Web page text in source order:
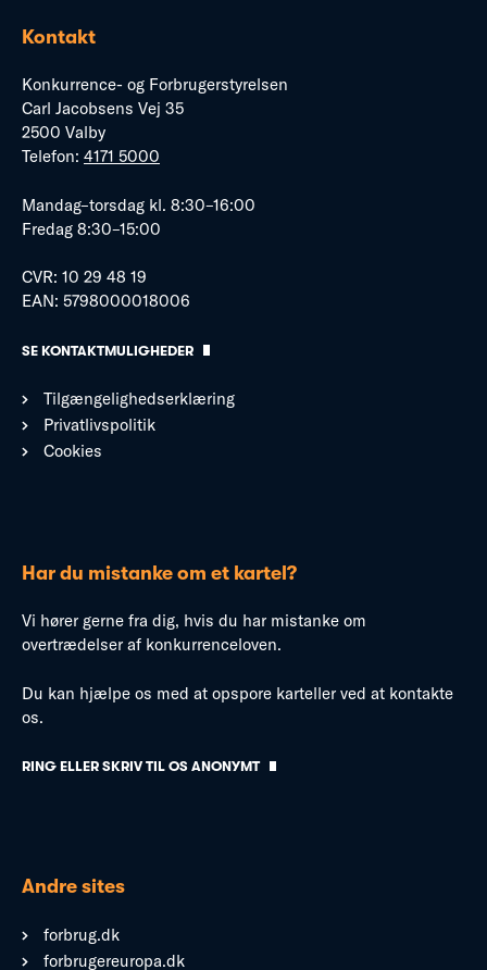
Kontakt
Konkurrence- og Forbrugerstyrelsen
Carl Jacobsens Vej 35
2500 Valby
Telefon: 4171 5000
Mandag–torsdag kl. 8:30–16:00
Fredag 8:30–15:00
CVR: 10 29 48 19
EAN: 5798000018006
SE KONTAKTMULIGHEDER
Tilgængelighedserklæring
Privatlivspolitik
Cookies
Har du mistanke om et kartel?
Vi hører gerne fra dig, hvis du har mistanke om
overtrædelser af konkurrenceloven.
Du kan hjælpe os med at opspore karteller ved at kontakte
os.
RING ELLER SKRIV TIL OS ANONYMT
Andre sites
forbrug.dk
forbrugereuropa.dk